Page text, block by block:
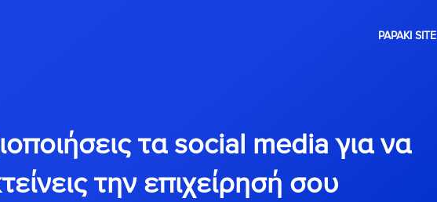
PAPAKI SITE
τα social media για να
την επιχείρησή σου